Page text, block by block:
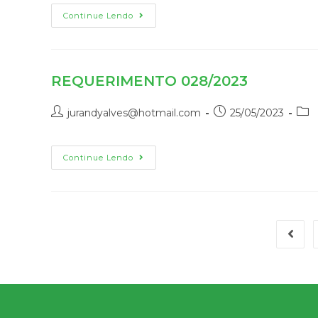
Continue Lendo
REQUERIMENTO 028/2023
jurandyalves@hotmail.com 25/05/2023
Continue Lendo